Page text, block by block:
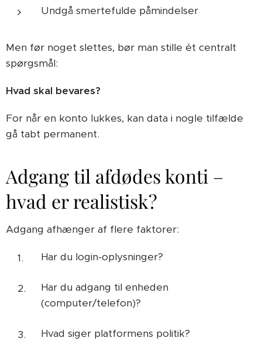
Undgå smertefulde påmindelser
Men før noget slettes, bør man stille ét centralt
spørgsmål:
Hvad skal bevares?
For når en konto lukkes, kan data i nogle tilfælde
gå tabt permanent.
Adgang til afdødes konti –
hvad er realistisk?
Adgang afhænger af flere faktorer:
Har du login-oplysninger?
Har du adgang til enheden
(computer/telefon)?
Hvad siger platformens politik?